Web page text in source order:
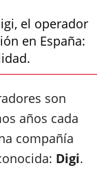
el operador
en España:
son
años cada
compañía
Digi.